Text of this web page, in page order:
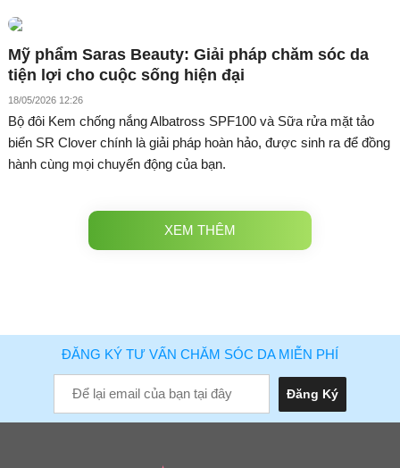
Mỹ phẩm Saras Beauty: Giải pháp chăm sóc da
tiện lợi cho cuộc sống hiện đại
18/05/2026 12:26
Bộ đôi Kem chống nắng Albatross SPF100 và Sữa rửa mặt tảo
biển SR Clover chính là giải pháp hoàn hảo, được sinh ra để đồng
hành cùng mọi chuyển động của bạn.
XEM THÊM
ĐĂNG KÝ TƯ VẤN CHĂM SÓC DA MIỄN PHÍ